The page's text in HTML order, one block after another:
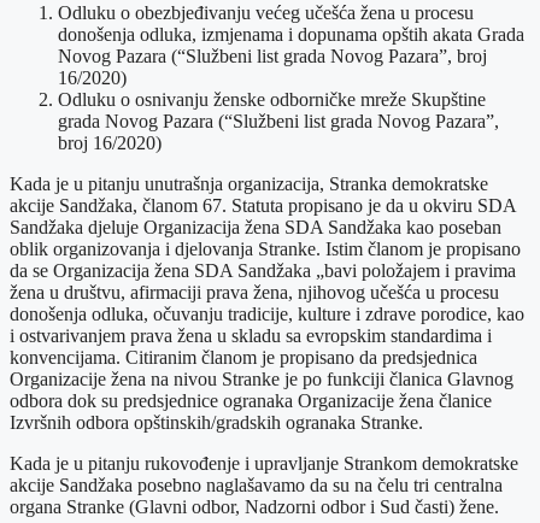
Odluku o obezbjeđivanju većeg učešća žena u procesu
donošenja odluka, izmjenama i dopunama opštih akata Grada
Novog Pazara (“Službeni list grada Novog Pazara”, broj
16/2020)
Odluku o osnivanju ženske odborničke mreže Skupštine
grada Novog Pazara (“Službeni list grada Novog Pazara”,
broj 16/2020)
Kada je u pitanju unutrašnja organizacija, Stranka demokratske
akcije Sandžaka, članom 67. Statuta propisano je da u okviru SDA
Sandžaka djeluje Organizacija žena SDA Sandžaka kao poseban
oblik organizovanja i djelovanja Stranke. Istim članom je propisano
da se Organizacija žena SDA Sandžaka „bavi položajem i pravima
žena u društvu, afirmaciji prava žena, njihovog učešća u procesu
donošenja odluka, očuvanju tradicije, kulture i zdrave porodice, kao
i ostvarivanjem prava žena u skladu sa evropskim standardima i
konvencijama. Citiranim članom je propisano da predsjednica
Organizacije žena na nivou Stranke je po funkciji članica Glavnog
odbora dok su predsjednice ogranaka Organizacije žena članice
Izvršnih odbora opštinskih/gradskih ogranaka Stranke.
Kada je u pitanju rukovođenje i upravljanje Strankom demokratske
akcije Sandžaka posebno naglašavamo da su na čelu tri centralna
organa Stranke (Glavni odbor, Nadzorni odbor i Sud časti) žene.